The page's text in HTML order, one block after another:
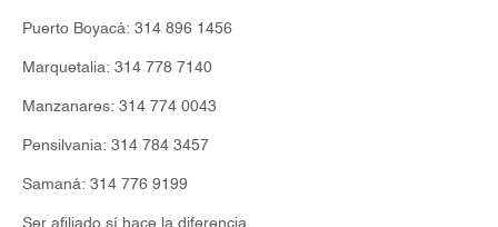
Puerto Boyacá: 314 896 1456
Marquetalia: 314 778 7140
Manzanares: 314 774 0043
Pensilvania: 314 784 3457
Samaná: 314 776 9199
Ser afiliado sí hace la diferencia